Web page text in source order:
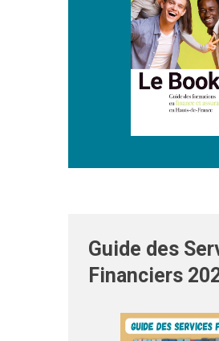
Guide des
Financiers